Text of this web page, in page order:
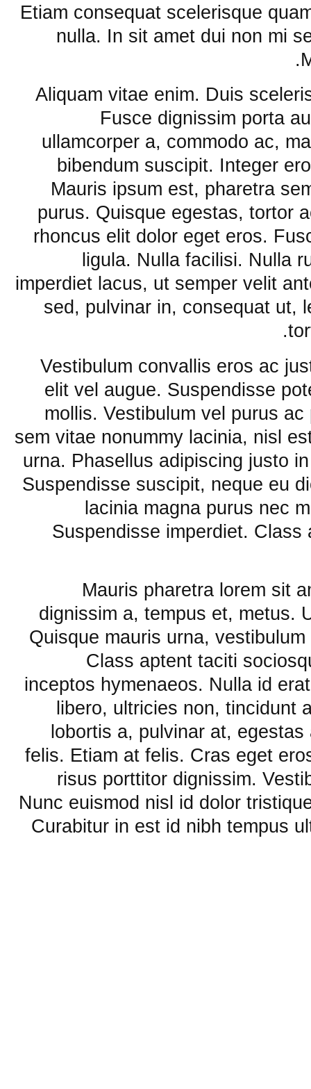
Etiam consequat scelerisque
nulla. In sit amet dui non mi
Aliquam vitae enim. Duis
Fusce dignissim porta
ullamcorper a, commodo ac,
bibendum suscipit. Integer
Mauris ipsum est, pharetra
purus. Quisque egestas, tortor
rhoncus elit dolor eget eros.
ligula. Nulla facilisi. Nulla
imperdiet lacus, ut semper velit
sed, pulvinar in, consequat ut,
Vestibulum convallis eros ac
elit vel augue. Suspendisse
mollis. Vestibulum vel purus
sem vitae nonummy lacinia, nisl
urna. Phasellus adipiscing justo
Suspendisse suscipit, neque eu
lacinia magna purus nec
Suspendisse imperdiet.
Mauris pharetra lorem sit
dignissim a, tempus et, metus.
Quisque mauris urna,
Class aptent taciti
inceptos hymenaeos. Nulla id
libero, ultricies non, tincidunt
lobortis a, pulvinar at,
felis. Etiam at felis. Cras eget
risus porttitor dignissim.
Nunc euismod nisl id dolor
Curabitur in est id nibh tempus